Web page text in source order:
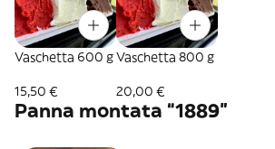
Vaschetta 600 g
15,50 €
Vaschetta 800 g
20,00 €
Panna montata “1889”